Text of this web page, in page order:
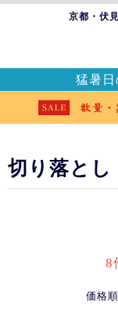
京都・伏
猛暑
切り落とし
8
価格順